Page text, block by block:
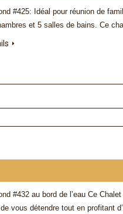
#425: Idéal pour réunion de
et 5 salles de bains. Ce
#432 au bord de l’eau Ce
vous détendre tout en profitant